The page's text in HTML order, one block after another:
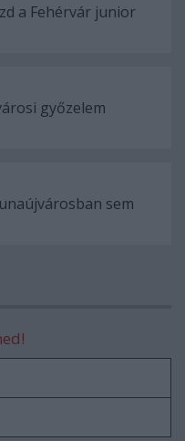
a Fehérvár junior
győzelem
sem